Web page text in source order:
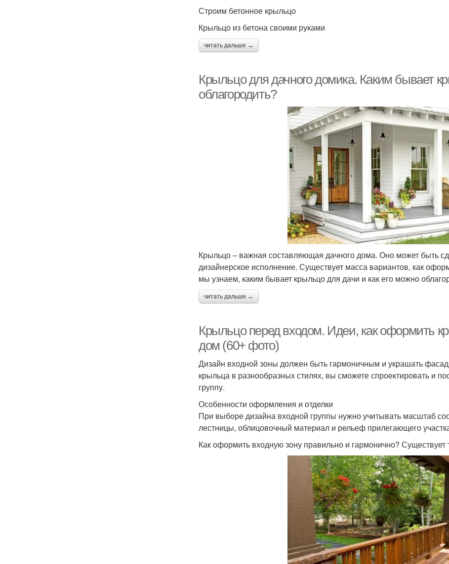
Строим бетонное крыльцо
Крыльцо из бетона своими руками
читать дальше →
Крыльцо для дачного домика. Каким бывает
облагородить?
Крыльцо – важная составляющая дачного дома. Оно может быть
дизайнерское исполнение. Существует масса вариантов, как
мы узнаем, каким бывает крыльцо для дачи и как его можно
читать дальше →
Крыльцо перед входом. Идеи, как оформить
дом (60+ фото)
Дизайн входной зоны должен быть гармоничным и украшать
крыльца в разнообразных стилях, вы сможете спроектировать и
группу.
Особенности оформления и отделки
При выборе дизайна входной группы нужно учитывать масштаб
лестницы, облицовочный материал и рельеф прилегающего
Как оформить входную зону правильно и гармонично? Существует